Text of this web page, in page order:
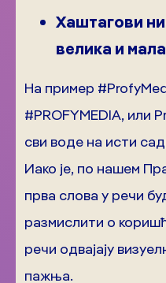
Хаштагови
велика и
На пример
#PROFYMEDIA, или
сви воде на исти
Иако је, по нашем
прва слова у речи
размислити о
речи одвајају
пажња.